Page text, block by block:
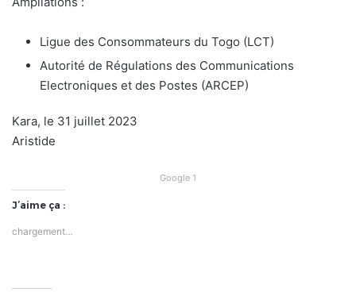
Ligue des Consommateurs du Togo (LCT)
Autorité de Régulations des Communications
Electroniques et des Postes (ARCEP)
Kara, le 31 juillet 2023
Aristide
Google 1
J’aime ça :
chargement…